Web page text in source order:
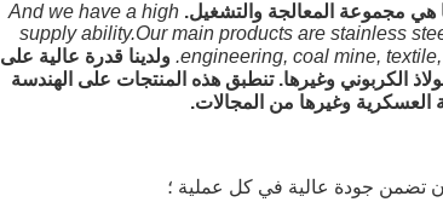
هي مجموعة المعالجة والتشغيل. And we have a high
supply ability.Our main products are stainless
engineering, coal mine, ولدينا قدرة عالية على
الكربوني وغيرها. تنطبق هذه المنتجات على الهندسة
العسكرية وغيرها من المجالات.